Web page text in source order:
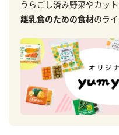
うらごし済み野菜やカッ
離乳食のための食材のラ